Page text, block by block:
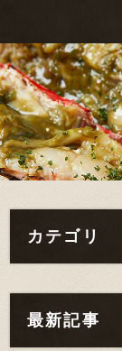
カテゴリ
最新記事